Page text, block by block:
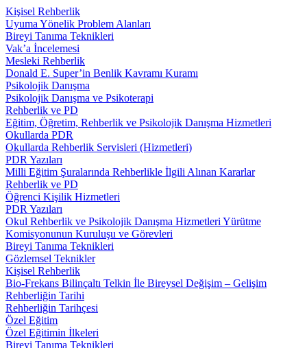
Kişisel Rehberlik
Uyuma Yönelik Problem Alanları
Bireyi Tanıma Teknikleri
Vak’a İncelemesi
Mesleki Rehberlik
Donald E. Super’in Benlik Kavramı Kuramı
Psikolojik Danışma
Psikolojik Danışma ve Psikoterapi
Rehberlik ve PD
Eğitim, Öğretim, Rehberlik ve Psikolojik Danışma Hizmetleri
Okullarda PDR
Okullarda Rehberlik Servisleri (Hizmetleri)
PDR Yazıları
Milli Eğitim Şuralarında Rehberlikle İlgili Alınan Kararlar
Rehberlik ve PD
Öğrenci Kişilik Hizmetleri
PDR Yazıları
Okul Rehberlik ve Psikolojik Danışma Hizmetleri Yürütme
Komisyonunun Kuruluşu ve Görevleri
Bireyi Tanıma Teknikleri
Gözlemsel Teknikler
Kişisel Rehberlik
Bio-Frekans Bilinçaltı Telkin İle Bireysel Değişim – Gelişim
Rehberliğin Tarihi
Rehberliğin Tarihçesi
Özel Eğitim
Özel Eğitimin İlkeleri
Bireyi Tanıma Teknikleri